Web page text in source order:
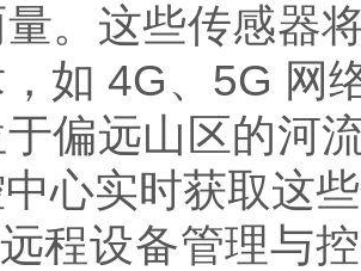
。这些传感器
如 4G、5G 网
偏远山区的河
心实时获取这
设备管理与控